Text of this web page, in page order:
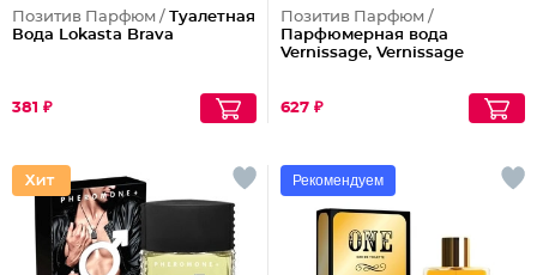
Позитив Парфюм /
Туалетная
Вода Lokasta Brava
381 ₽
Позитив Парфюм /
Парфюмерная вода
Vernissage, Vernissage
627 ₽
Рекомендуем